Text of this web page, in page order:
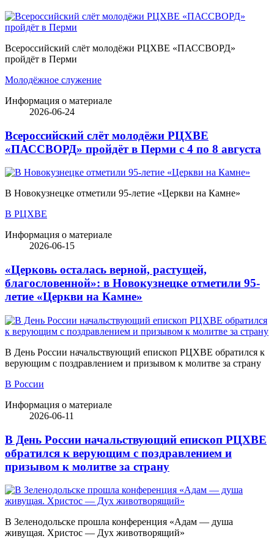
Всероссийский слёт молодёжи РЦХВЕ «ПАССВОРД»
пройдёт в Перми
Молодёжное служение
Информация о материале
2026-06-24
Всероссийский слёт молодёжи РЦХВЕ
«ПАССВОРД» пройдёт в Перми с 4 по 8 августа
В Новокузнецке отметили 95-летие «Церкви на Камне»
В РЦХВЕ
Информация о материале
2026-06-15
«Церковь осталась верной, растущей,
благословенной»: в Новокузнецке отметили 95-
летие «Церкви на Камне»
В День России начальствующий епископ РЦХВЕ обратился к
верующим с поздравлением и призывом к молитве за страну
В России
Информация о материале
2026-06-11
В День России начальствующий епископ РЦХВЕ
обратился к верующим с поздравлением и
призывом к молитве за страну
В Зеленодольске прошла конференция «Адам — душа
живущая. Христос — Дух животворящий»